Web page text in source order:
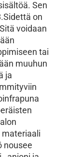
Sen
on
voidaan
tai
muuhun
ja
materiaali
nousee